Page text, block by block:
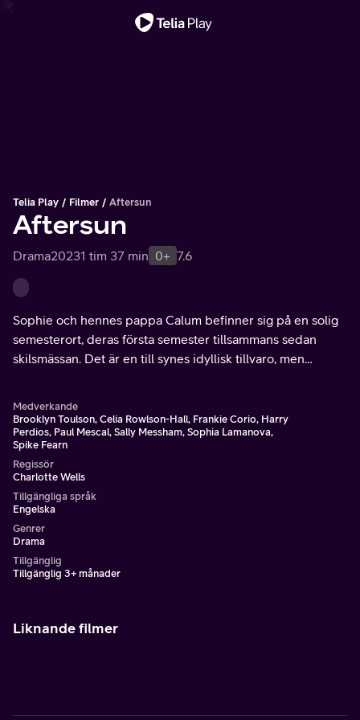
Telia Play Filmer Aftersun
Aftersun
Drama20231 tim 37 min 0+ 7.6
Sophie och hennes pappa Calum befinner sig på en solig
semesterort, deras första semester tillsammans sedan
skilsmässan. Det är en till synes idyllisk tillvaro, men
Medverkande
Brooklyn Toulson, Celia Rowlson-Hall, Frankie Corio, Harry
Perdios, Paul Mescal, Sally Messham, Sophia Lamanova,
Spike Fearn
Regissör
Charlotte Wells
Tillgängliga språk
Engelska
Genrer
Drama
Tillgänglig
Tillgänglig 3+ månader
Liknande filmer